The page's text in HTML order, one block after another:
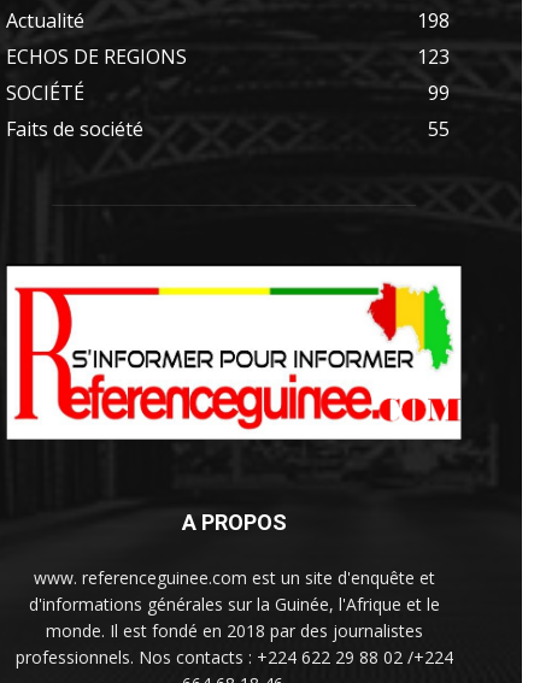
Actualité
198
ECHOS DE REGIONS
123
SOCIÉTÉ
99
Faits de société
55
A PROPOS
www. referenceguinee.com est un site d'enquête et
d'informations générales sur la Guinée, l'Afrique et le
monde. Il est fondé en 2018 par des journalistes
professionnels. Nos contacts : +224 622 29 88 02 /+224